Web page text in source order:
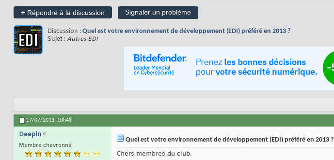
+ Répondre à la discussion Signaler un problème
Discussion : Quel est votre environnement de développement (EDI) préféré en 2013 ?
Sujet :Autres EDI
17/07/2013, 10h48
Deepin
Membre chevronné
Quel est votre environnement de développement (EDI) préféré en 2013 ?
Chers membres du club.